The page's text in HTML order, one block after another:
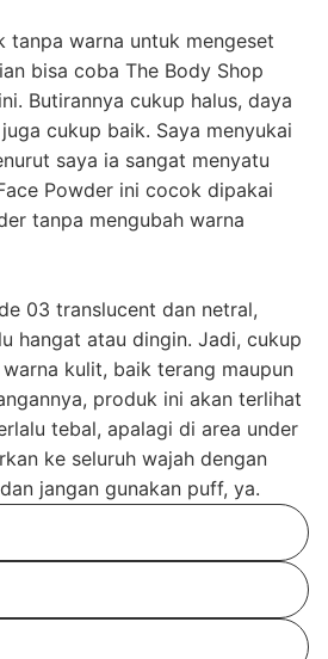
tanpa warna untuk mengeset
bisa coba The Body Shop
Butirannya cukup halus, daya
cukup baik. Saya menyukai
saya ia sangat menyatu
Powder ini cocok dipakai
tanpa mengubah warna
03 translucent dan netral,
hangat atau dingin. Jadi, cukup
kulit, baik terang maupun
produk ini akan terlihat
tebal, apalagi di area under
ke seluruh wajah dengan
jangan gunakan puff, ya.